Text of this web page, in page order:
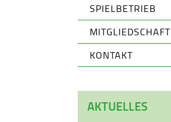
SPIELBETRIEB
MITGLIEDSCHAFT
KONTAKT
AKTUELLES